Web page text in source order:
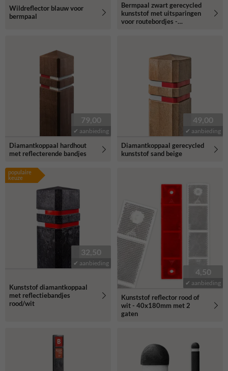
Wildreflector blauw voor
bermpaal
Bermpaal zwart gerecycled
kunststof met uitsparingen
voor routebordjes -
79,00
✔ aanbieding
Diamantkoppaal hardhout
met reflecterende bandjes
49,00
✔ aanbieding
Diamantkoppaal gerecycled
kunststof sand beige
populaire
keuze
32,50
✔ aanbieding
Kunststof diamantkoppaal
met reflectiebandjes
rood/wit
4,50
✔ aanbieding
Kunststof reflector rood of
wit - 40x180mm met 2
gaten